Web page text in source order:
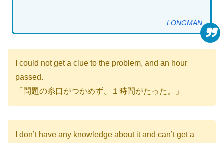
LONGMAN
I could not get a clue to the problem, and an hour
passed.
「問題の糸口がつかめず、１時間がたった。」
I don’t have any knowledge about it and can’t get a